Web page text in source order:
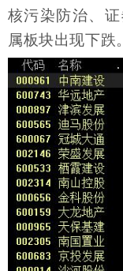
核污染防治、
属板块出现下跌。